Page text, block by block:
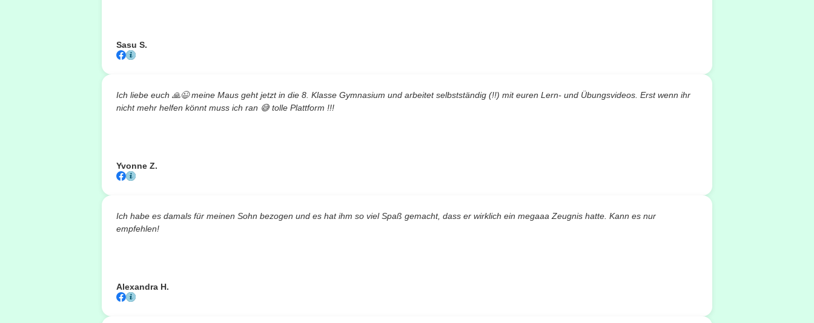
Sasu S.
Ich liebe euch 🙏😉meine Maus geht jetzt in die 8. Klasse Gymnasium und arbeitet selbstständig (!!) mit euren Lern- und Übungsvideos. Erst wenn ihr
nicht mehr helfen könnt muss ich ran 😅 tolle Plattform !!!
Yvonne Z.
Ich habe es damals für meinen Sohn bezogen und es hat ihm so viel Spaß gemacht, dass er wirklich ein megaaa Zeugnis hatte. Kann es nur
empfehlen!
Alexandra H.